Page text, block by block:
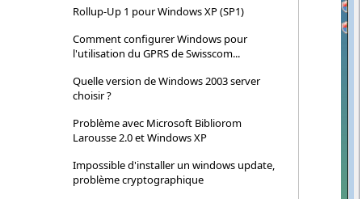
Rollup-Up 1 pour Windows XP (SP1)
Comment configurer Windows pour
l'utilisation du GPRS de Swisscom...
Quelle version de Windows 2003 server
choisir ?
Problème avec Microsoft Bibliorom
Larousse 2.0 et Windows XP
Impossible d'installer un windows update,
problème cryptographique